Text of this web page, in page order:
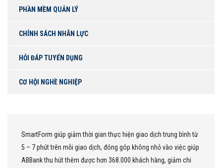
PHẦN MỀM QUẢN LÝ
CHÍNH SÁCH NHÂN LỰC
HỎI ĐÁP TUYỂN DỤNG
CƠ HỘI NGHỀ NGHIỆP
SmartForm giúp giảm thời gian thực hiện giao dịch trung bình từ
5 – 7 phút trên mỗi giao dịch, đóng góp không nhỏ vào việc giúp
ABBank thu hút thêm được hơn 368.000 khách hàng, giảm chi